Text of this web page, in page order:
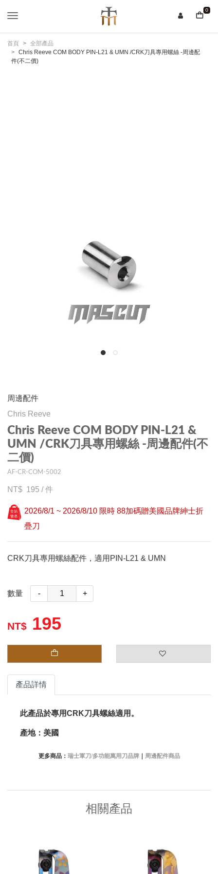
0
首頁
全部產品
Chris Reeve COM BODY PIN-L21 & UMN /CRK刀具專用螺絲 -周邊配
件(不二價)
周邊配件
Chris Reeve
Chris Reeve COM BODY PIN-L21 &
UMN /CRK刀具專用螺絲 -周邊配件(不
二價)
AF-CR-COM-5002
195 /件
2026/8/1 ~ 2026/8/10 限時 88加碼贈美國品牌紳士折
疊刀
CRK刀具專用螺絲配件，適用PIN-L21 & UMN
數量 - +
195
產品詳情
此產品於專用CRK刀具螺絲適用。
產地：美國
更多商品： 瑞士軍刀/多功能萬用刀品牌｜ 周邊配件商品
相關產品